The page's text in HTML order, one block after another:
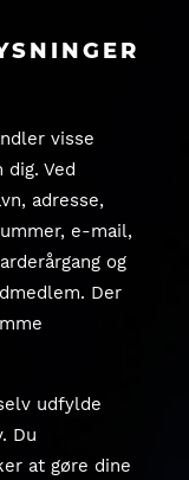
visse
Ved
adresse,
e-mail,
og
Der
udfylde
Du
at gøre dine